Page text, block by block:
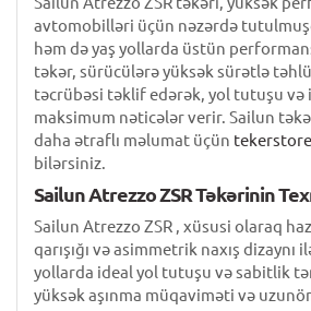
avtomobilləri üçün nəzərdə
həm də yaş yollarda üstün
təkər, sürücülərə yüksək sürətlə
təcrübəsi təklif edərək, yol tutuşu və
maksimum nəticələr verir. Sailun
daha ətraflı məlumat üçün
bilərsiniz.
Sailun Atrezzo ZSR Təkərinin
Sailun Atrezzo ZSR , xüsusi olaraq
qarışığı və asimmetrik naxış dizaynı
yollarda ideal yol tutuşu və sabitlik
yüksək aşınma müqaviməti və